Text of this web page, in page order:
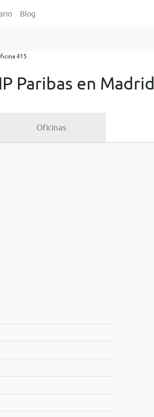
Blog
415
Paribas en Madrid
Oficinas